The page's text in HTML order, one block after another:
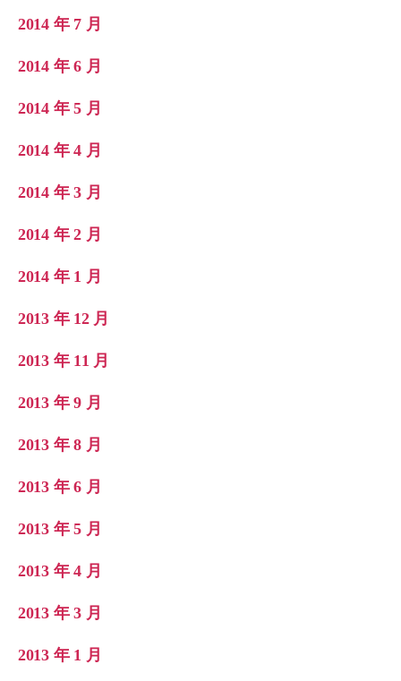
2014 年 7 月
2014 年 6 月
2014 年 5 月
2014 年 4 月
2014 年 3 月
2014 年 2 月
2014 年 1 月
2013 年 12 月
2013 年 11 月
2013 年 9 月
2013 年 8 月
2013 年 6 月
2013 年 5 月
2013 年 4 月
2013 年 3 月
2013 年 1 月